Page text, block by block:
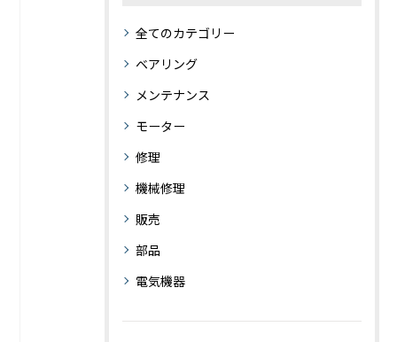
全てのカテゴリー
ベアリング
メンテナンス
モーター
修理
機械修理
販売
部品
電気機器